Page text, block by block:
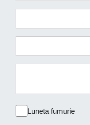
Luneta fumurie